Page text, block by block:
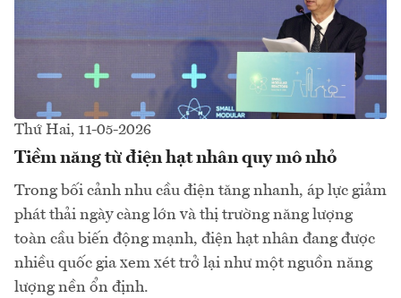
Thứ Hai, 11-05-2026
Tiềm năng từ điện hạt nhân quy mô nhỏ
Trong bối cảnh nhu cầu điện tăng nhanh, áp lực giảm
phát thải ngày càng lớn và thị trường năng lượng
toàn cầu biến động mạnh, điện hạt nhân đang được
nhiều quốc gia xem xét trở lại như một nguồn năng
lượng nền ổn định.